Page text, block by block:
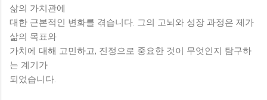
삶의 가치관에
대한 근본적인 변화를 겪습니다. 그의 고뇌와 성장 과정은 제가
삶의 목표와
가치에 대해 고민하고, 진정으로 중요한 것이 무엇인지 탐구하
는 계기가
되었습니다.